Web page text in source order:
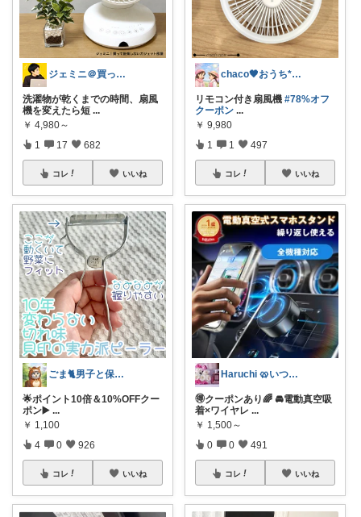
ジェミニ＠買って後悔しないガジェット部屋
洗濯物が乾くまでの時間、扇風
機を変えたら短 ...
￥ 4,980～
1 17 682
コレ いいね
ごま🐈男子と保護猫のママ🐈
🌟ポイント10倍＆10%OFFクー
ポン▶️ ...
￥ 1,100
4 0 926
コレ いいね
chaco🖤おうち*子育て*ママグッズ
リモコン付き扇風機 #78%オフ
クーポン ...
￥ 9,980
1 1 497
コレ いいね
Haruchi 🥨いつもありがとう🌸
🉐クーポンあり🌈 🚘電動真空吸
着×ワイヤレ ...
￥ 1,500～
0 0 491
コレ いいね